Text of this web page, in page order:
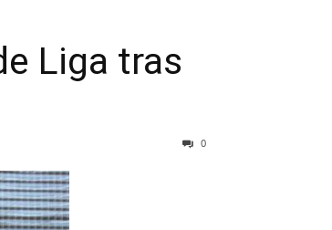
Liga tras
0